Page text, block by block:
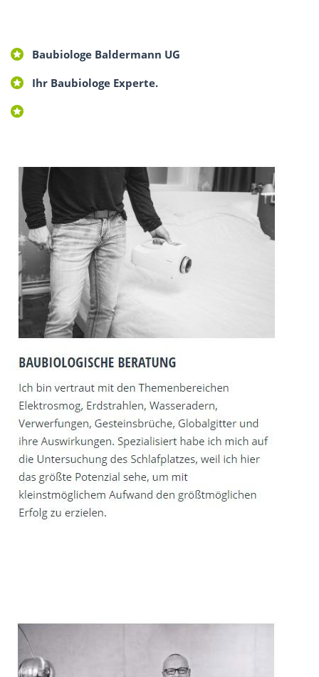
Baubiologe Baldermann UG
Ihr Baubiologe Experte.